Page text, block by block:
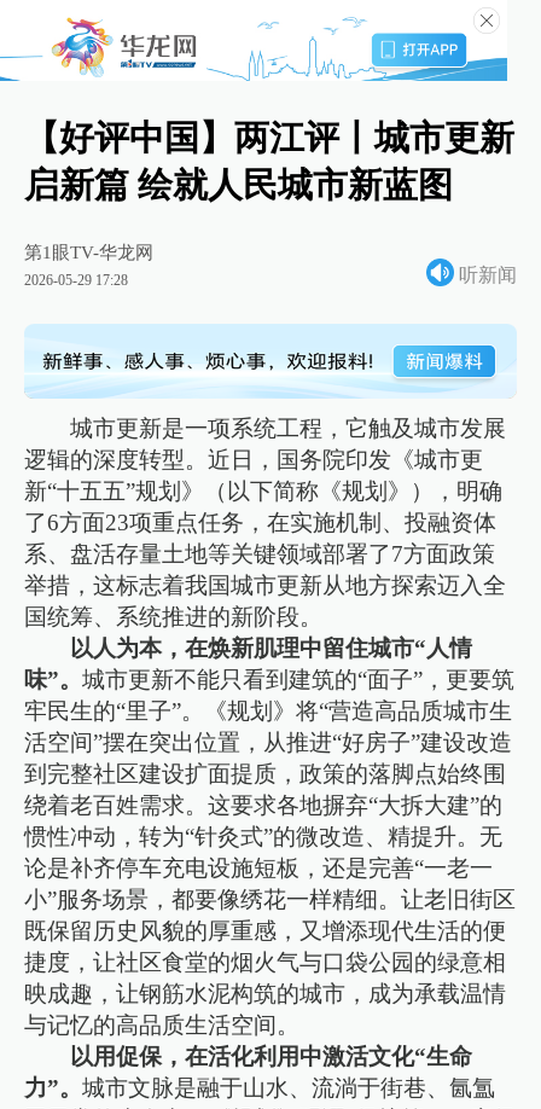
【好评中国】两江评丨城市更新
启新篇 绘就人民城市新蓝图
第1眼TV-华龙网
2026-05-29 17:28 听新闻
城市更新是一项系统工程，它触及城市发展
逻辑的深度转型。近日，国务院印发《城市更
新“十五五”规划》（以下简称《规划》），明确
了6方面23项重点任务，在实施机制、投融资体
系、盘活存量土地等关键领域部署了7方面政策
举措，这标志着我国城市更新从地方探索迈入全
国统筹、系统推进的新阶段。
以人为本，在焕新肌理中留住城市“人情
味”。城市更新不能只看到建筑的“面子”，更要筑
牢民生的“里子”。《规划》将“营造高品质城市生
活空间”摆在突出位置，从推进“好房子”建设改造
到完整社区建设扩面提质，政策的落脚点始终围
绕着老百姓需求。这要求各地摒弃“大拆大建”的
惯性冲动，转为“针灸式”的微改造、精提升。无
论是补齐停车充电设施短板，还是完善“一老一
小”服务场景，都要像绣花一样精细。让老旧街区
既保留历史风貌的厚重感，又增添现代生活的便
捷度，让社区食堂的烟火气与口袋公园的绿意相
映成趣，让钢筋水泥构筑的城市，成为承载温情
与记忆的高品质生活空间。
以用促保，在活化利用中激活文化“生命
力”。城市文脉是融于山水、流淌于街巷、氤氲